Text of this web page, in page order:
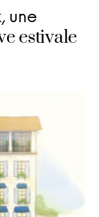
une
estivale